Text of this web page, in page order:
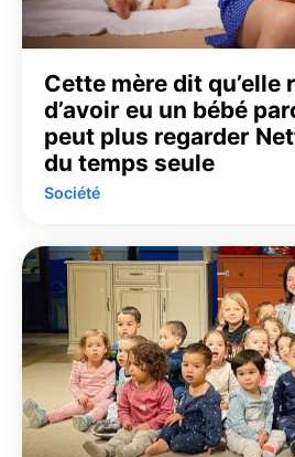
Cette mère dit qu’elle
d’avoir eu un bébé
peut plus regarder
du temps seule
Société